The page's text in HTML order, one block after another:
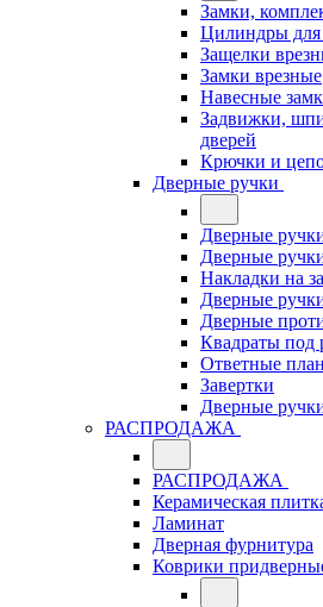
Замки,
Цилиндры для
Защелки
Замки врезные
Навесные
Задвижки,
дверей
Крючки и
Дверные ручки
Дверные
Дверные
Накладки на
Дверные
Дверные
Квадраты под
Ответные
Завертки
Дверные
РАСПРОДАЖА
РАСПРОДАЖА
Керамическая
Ламинат
Дверная фурнитура
Коврики